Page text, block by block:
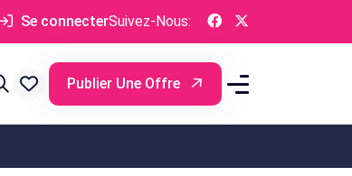
Se connecterSuivez-Nous:
Publier Une Offre